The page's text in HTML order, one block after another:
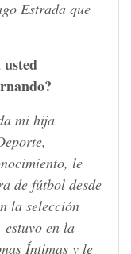
Estrada que
usted
mi hija
le
de fútbol desde
la selección
en la
Íntimas y le